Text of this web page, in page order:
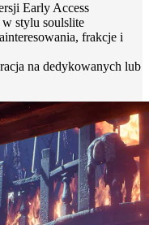
Early Access
stylu soulslite
frakcje i
na dedykowanych lub